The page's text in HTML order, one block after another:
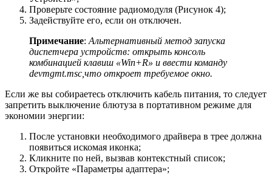
Проверьте состояние радиомодуля (Рисунок 4);
Задействуйте его, если он отключен.
Примечание: Альтернативный метод запуска
диспетчера устройств: открыть консоль
комбинацией клавиш «Win+R» и ввести команду
devmgmt.msc,что откроет требуемое окно.
Если же вы собираетесь отключить кабель питания, то следует
запретить выключение блютуза в портативном режиме для
экономии энергии:
После установки необходимого драйвера в трее должна
появиться искомая иконка;
Кликните по ней, вызвав контекстный список;
Откройте «Параметры адаптера»;